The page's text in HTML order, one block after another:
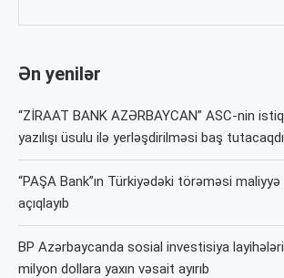
Ən yenilər
“ZİRAAT BANK AZƏRBAYCAN” ASC-nin
yazılışı üsulu ilə yerləşdirilməsi baş
“PAŞA Bank”ın Türkiyədəki törəməsi
açıqlayıb
BP Azərbaycanda sosial investisiya
milyon dollara yaxın vəsait ayırıb